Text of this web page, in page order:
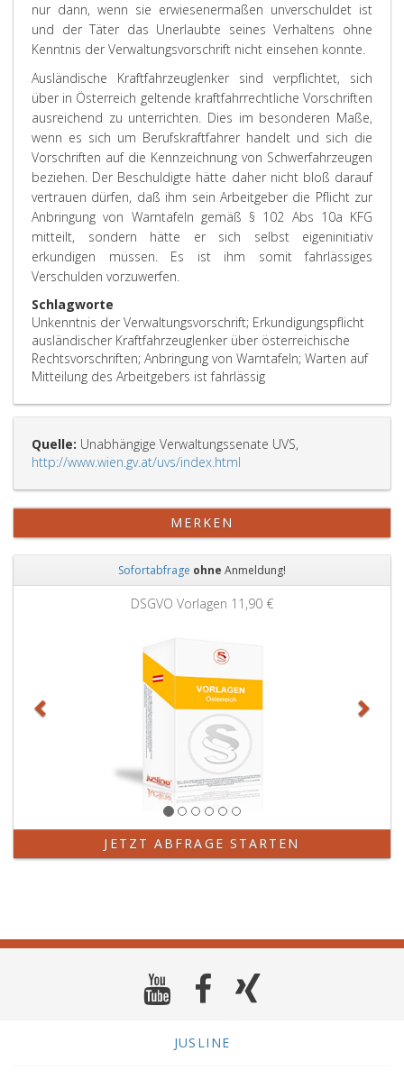
nur dann, wenn sie erwiesenermaßen unverschuldet ist
und der Täter das Unerlaubte seines Verhaltens ohne
Kenntnis der Verwaltungsvorschrift nicht einsehen konnte.
Ausländische Kraftfahrzeuglenker sind verpflichtet, sich
über in Österreich geltende kraftfahrrechtliche Vorschriften
ausreichend zu unterrichten. Dies im besonderen Maße,
wenn es sich um Berufskraftfahrer handelt und sich die
Vorschriften auf die Kennzeichnung von Schwerfahrzeugen
beziehen. Der Beschuldigte hätte daher nicht bloß darauf
vertrauen dürfen, daß ihm sein Arbeitgeber die Pflicht zur
Anbringung von Warntafeln gemäß § 102 Abs 10a KFG
mitteilt, sondern hätte er sich selbst eigeninitiativ
erkundigen müssen. Es ist ihm somit fahrlässiges
Verschulden vorzuwerfen.
Schlagworte
Unkenntnis der Verwaltungsvorschrift; Erkundigungspflicht
ausländischer Kraftfahrzeuglenker über österreichische
Rechtsvorschriften; Anbringung von Warntafeln; Warten auf
Mitteilung des Arbeitgebers ist fahrlässig
Quelle: Unabhängige Verwaltungssenate UVS,
http://www.wien.gv.at/uvs/index.html
MERKEN
Sofortabfrage ohne Anmeldung!
DSGVO Vorlagen 11,90 €
JETZT ABFRAGE STARTEN
JUSLINE